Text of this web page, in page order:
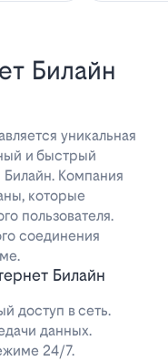
Билайн
уникальная
и быстрый
Компания
которые
пользователя.
соединения
Билайн
доступ в сеть.
данных.
24/7.